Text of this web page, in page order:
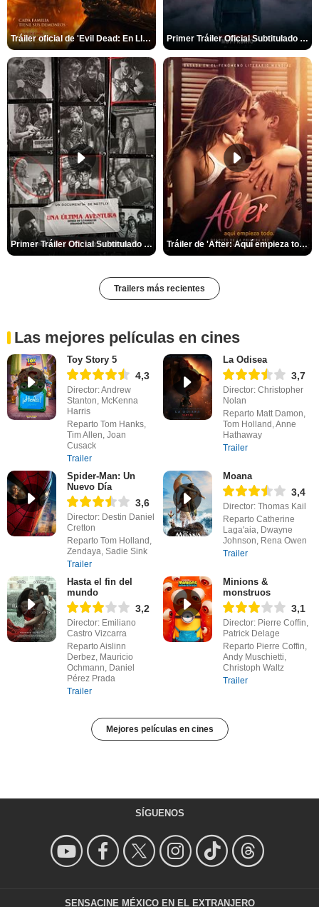
Tráiler oficial de 'Evil Dead: En Llamas' Primer Tráiler Oficial Subtitulado de 'La Noche Del Demonio: Están Entre Nosotros'
Primer Tráiler Oficial Subtitulado de 'Una última aventura: Detrás de cámaras de Stranger Things 5' Tráiler de 'After: Aquí empieza todo'
Trailers más recientes
Las mejores películas en cines
Toy Story 5
4,3
Director: Andrew
Stanton, McKenna
Harris
Reparto Tom Hanks,
Tim Allen, Joan
Cusack
Trailer
La Odisea
3,7
Director: Christopher
Nolan
Reparto Matt Damon,
Tom Holland, Anne
Hathaway
Trailer
Spider-Man: Un
Nuevo Día
3,6
Director: Destin Daniel
Cretton
Reparto Tom Holland,
Zendaya, Sadie Sink
Trailer
Moana
3,4
Director: Thomas Kail
Reparto Catherine
Laga'aia, Dwayne
Johnson, Rena Owen
Trailer
Hasta el fin del
mundo
3,2
Director: Emiliano
Castro Vizcarra
Reparto Aislinn
Derbez, Mauricio
Ochmann, Daniel
Pérez Prada
Trailer
Minions &
monstruos
3,1
Director: Pierre Coffin,
Patrick Delage
Reparto Pierre Coffin,
Andy Muschietti,
Christoph Waltz
Trailer
Mejores películas en cines
SÍGUENOS
SENSACINE MÉXICO EN EL EXTRANJERO